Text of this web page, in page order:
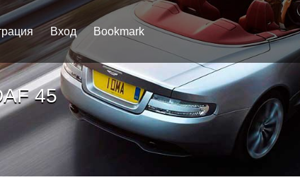
Вход Bookmark
45